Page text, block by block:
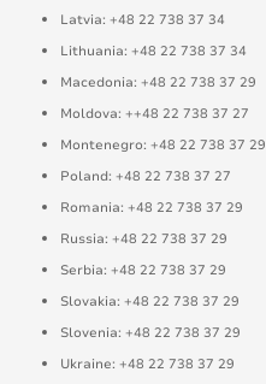
Latvia: +48 22 738 37 34
Lithuania: +48 22 738 37 34
Macedonia: +48 22 738 37 29
Moldova: ++48 22 738 37 27
Montenegro: +48 22 738 37 29
Poland: +48 22 738 37 27
Romania: +48 22 738 37 29
Russia: +48 22 738 37 29
Serbia: +48 22 738 37 29
Slovakia: +48 22 738 37 29
Slovenia: +48 22 738 37 29
Ukraine: +48 22 738 37 29